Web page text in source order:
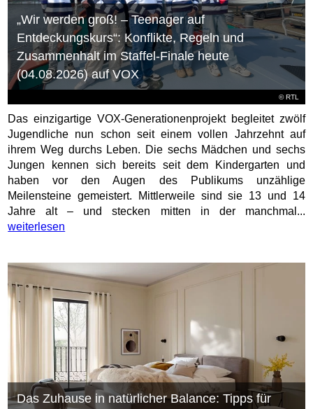
© RTL
„Wir werden groß! – Teenager auf
Entdeckungskurs“: Konflikte, Regeln und
Zusammenhalt im Staffel-Finale heute
(04.08.2026) auf VOX
Das einzigartige VOX-Generationenprojekt begleitet zwölf
Jugendliche nun schon seit einem vollen Jahrzehnt auf
ihrem Weg durchs Leben. Die sechs Mädchen und sechs
Jungen kennen sich bereits seit dem Kindergarten und
haben vor den Augen des Publikums unzählige
Meilensteine gemeistert. Mittlerweile sind sie 13 und 14
Jahre alt – und stecken mitten in der manchmal...
weiterlesen
Das Zuhause in natürlicher Balance: Tipps für